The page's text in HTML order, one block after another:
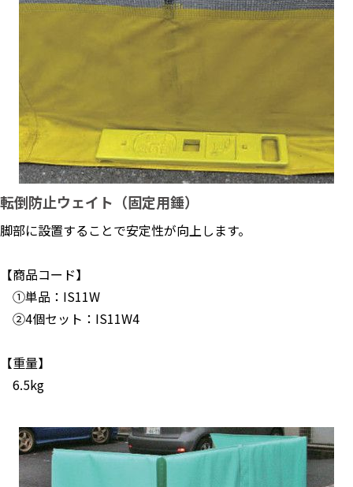
転倒防止ウェイト（固定用錘）
脚部に設置することで安定性が向上します。
【商品コード】
①単品：IS11W
②4個セット：IS11W4
【重量】
6.5kg